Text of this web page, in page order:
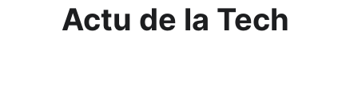
Actu de la Tech